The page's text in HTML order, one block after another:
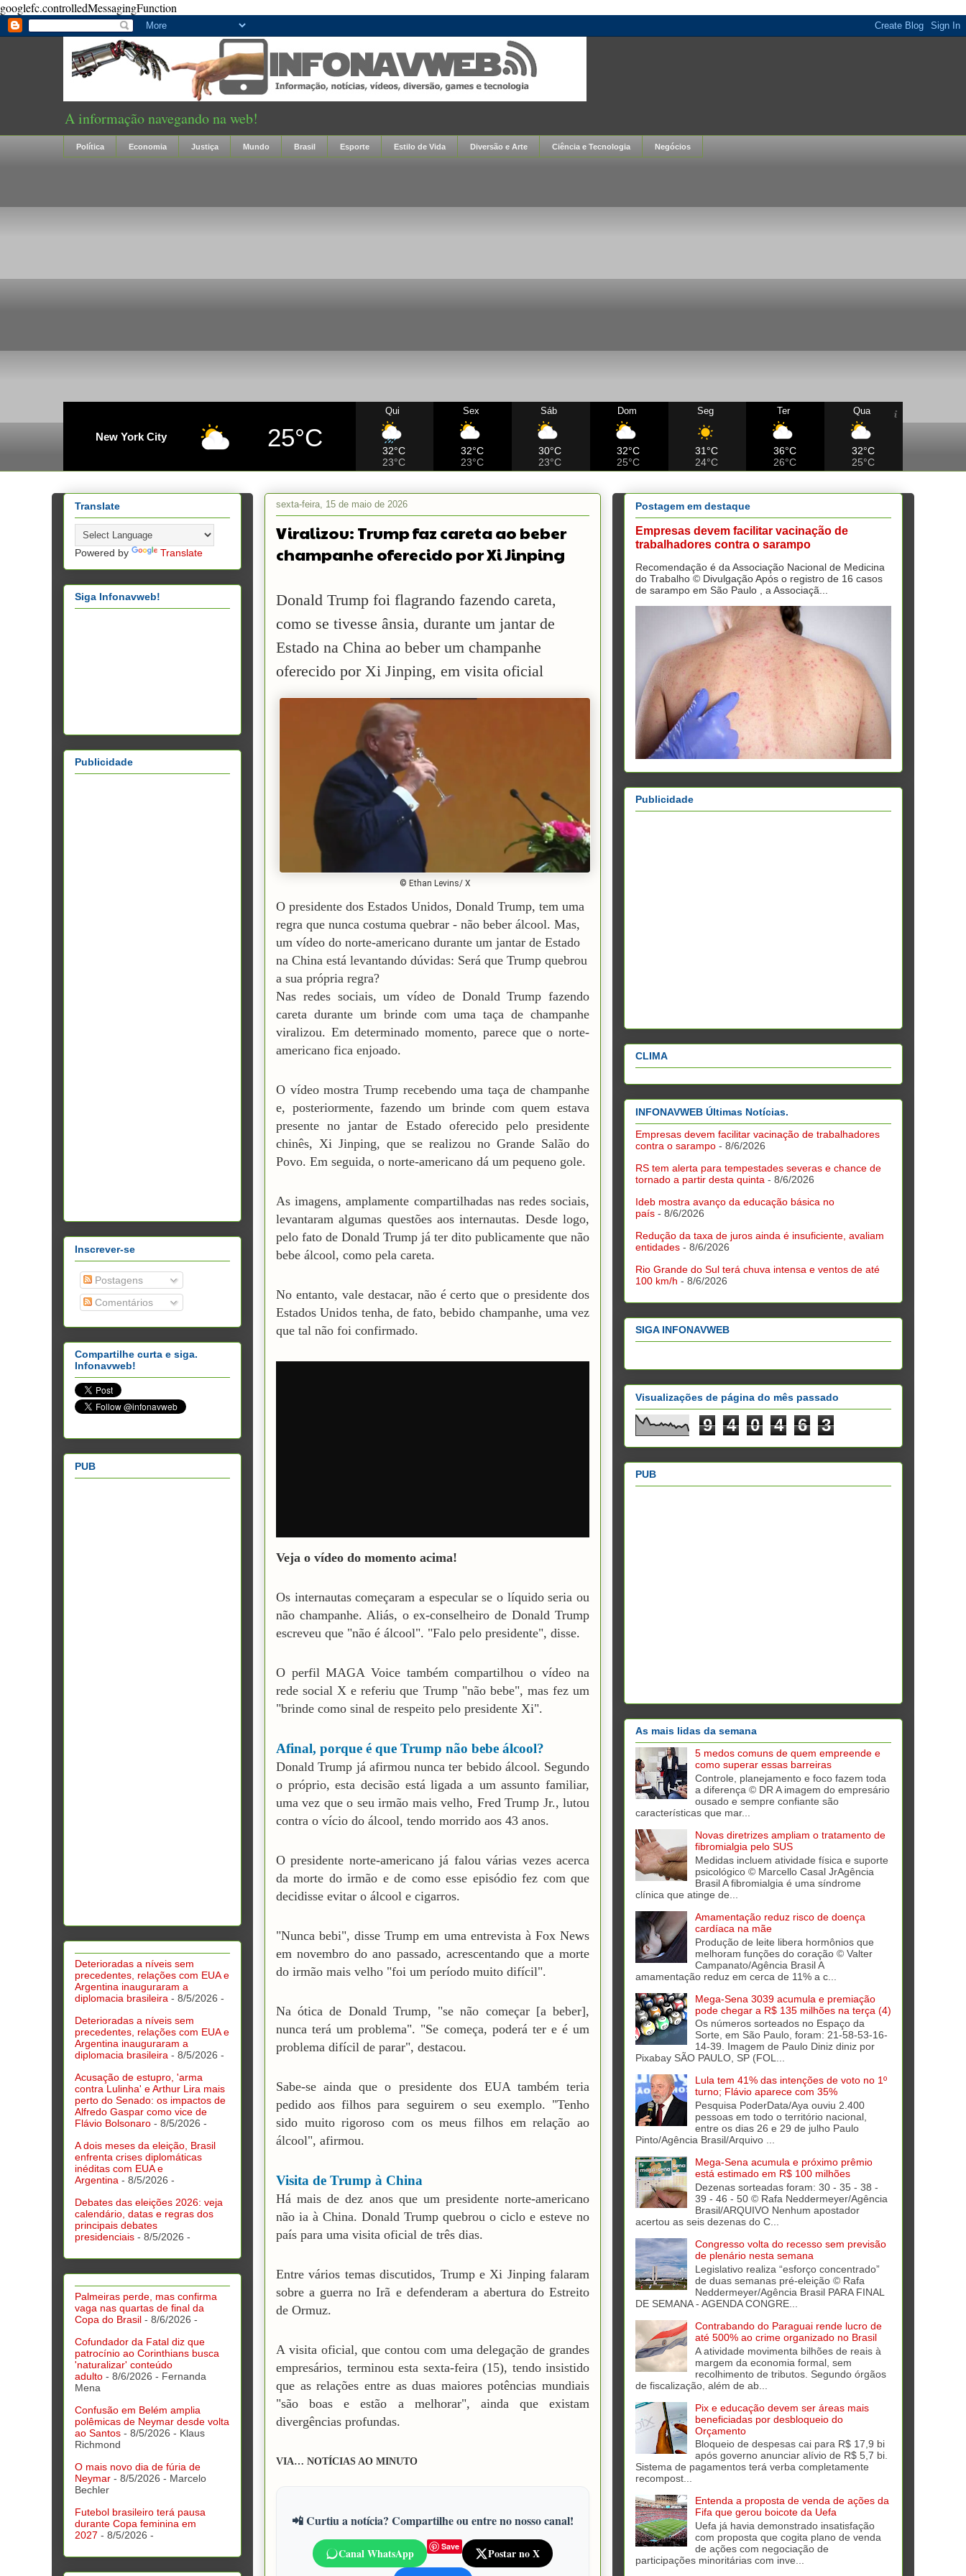
googlefc.controlledMessagingFunction
A informação navegando na web!
Política Economia Justiça Mundo Brasil Esporte Estilo de Vida Diversão e Arte Ciência e Tecnologia Negócios
New York City 25°C
Qui
32°C
23°C
Sex
32°C
23°C
Sáb
30°C
23°C
Dom
32°C
25°C
Seg
31°C
24°C
Ter
36°C
26°C
Qua
32°C
25°C
sexta-feira, 15 de maio de 2026
Viralizou: Trump faz careta ao beber
champanhe oferecido por Xi Jinping
Donald Trump foi flagrando fazendo careta,
como se tivesse ânsia, durante um jantar de
Estado na China ao beber um champanhe
oferecido por Xi Jinping, em visita oficial
© Ethan Levins/ X
O presidente dos Estados Unidos, Donald Trump, tem uma
regra que nunca costuma quebrar - não beber álcool. Mas,
um vídeo do norte-americano durante um jantar de Estado
na China está levantando dúvidas: Será que Trump quebrou
a sua própria regra?
Nas redes sociais, um vídeo de Donald Trump fazendo
careta durante um brinde com uma taça de champanhe
viralizou. Em determinado momento, parece que o norte-
americano fica enjoado.
O vídeo mostra Trump recebendo uma taça de champanhe
e, posteriormente, fazendo um brinde com quem estava
presente no jantar de Estado oferecido pelo presidente
chinês, Xi Jinping, que se realizou no Grande Salão do
Povo. Em seguida, o norte-americano dá um pequeno gole.
As imagens, amplamente compartilhadas nas redes sociais,
levantaram algumas questões aos internautas. Desde logo,
pelo fato de Donald Trump já ter dito publicamente que não
bebe álcool, como pela careta.
No entanto, vale destacar, não é certo que o presidente dos
Estados Unidos tenha, de fato, bebido champanhe, uma vez
que tal não foi confirmado.
Veja o vídeo do momento acima!
Os internautas começaram a especular se o líquido seria ou
não champanhe. Aliás, o ex-conselheiro de Donald Trump
escreveu que "não é álcool". "Falo pelo presidente", disse.
O perfil MAGA Voice também compartilhou o vídeo na
rede social X e referiu que Trump "não bebe", mas fez um
"brinde como sinal de respeito pelo presidente Xi".
Afinal, porque é que Trump não bebe álcool?
Donald Trump já afirmou nunca ter bebido álcool. Segundo
o próprio, esta decisão está ligada a um assunto familiar,
uma vez que o seu irmão mais velho, Fred Trump Jr., lutou
contra o vício do álcool, tendo morrido aos 43 anos.
O presidente norte-americano já falou várias vezes acerca
da morte do irmão e de como esse episódio fez com que
decidisse evitar o álcool e cigarros.
"Nunca bebi", disse Trump em uma entrevista à Fox News
em novembro do ano passado, acrescentando que a morte
do irmão mais velho "foi um período muito difícil".
Na ótica de Donald Trump, "se não começar [a beber],
nunca terá um problema". "Se começa, poderá ter e é um
problema difícil de parar", destacou.
Sabe-se ainda que o presidente dos EUA também teria
pedido aos filhos para seguirem o seu exemplo. "Tenho
sido muito rigoroso com os meus filhos em relação ao
álcool", afirmou.
Visita de Trump à China
Há mais de dez anos que um presidente norte-americano
não ia à China. Donald Trump quebrou o ciclo e esteve no
país para uma visita oficial de três dias.
Entre vários temas discutidos, Trump e Xi Jinping falaram
sobre a guerra no Irã e defenderam a abertura do Estreito
de Ormuz.
A visita oficial, que contou com uma delegação de grandes
empresários, terminou esta sexta-feira (15), tendo insistido
que as relações entre as duas maiores potências mundiais
"são boas e estão a melhorar", ainda que existam
divergências profundas.
VIA… NOTÍCIAS AO MINUTO
📲 Curtiu a notícia? Compartilhe ou entre no nosso canal!
Canal WhatsApp Save
Postar no X
Translate
Powered by Translate
Siga Infonavweb!
Publicidade
Inscrever-se
Postagens
Comentários
Compartilhe curta e siga.
Infonavweb!
PUB
Deterioradas a níveis sem
precedentes, relações com EUA e
Argentina inauguraram a
diplomacia brasileira - 8/5/2026 -
Deterioradas a níveis sem
precedentes, relações com EUA e
Argentina inauguraram a
diplomacia brasileira - 8/5/2026 -
Acusação de estupro, 'arma
contra Lulinha' e Arthur Lira mais
perto do Senado: os impactos de
Alfredo Gaspar como vice de
Flávio Bolsonaro - 8/5/2026 -
A dois meses da eleição, Brasil
enfrenta crises diplomáticas
inéditas com EUA e
Argentina - 8/5/2026 -
Debates das eleições 2026: veja
calendário, datas e regras dos
principais debates
presidenciais - 8/5/2026 -
Palmeiras perde, mas confirma
vaga nas quartas de final da
Copa do Brasil - 8/6/2026 -
Cofundador da Fatal diz que
patrocínio ao Corinthians busca
'naturalizar' conteúdo
adulto - 8/6/2026 - Fernanda
Mena
Confusão em Belém amplia
polêmicas de Neymar desde volta
ao Santos - 8/5/2026 - Klaus
Richmond
O mais novo dia de fúria de
Neymar - 8/5/2026 - Marcelo
Bechler
Futebol brasileiro terá pausa
durante Copa feminina em
2027 - 8/5/2026 -
Postagem em destaque
Empresas devem facilitar vacinação de
trabalhadores contra o sarampo
Recomendação é da Associação Nacional de Medicina
do Trabalho © Divulgação Após o registro de 16 casos
de sarampo em São Paulo , a Associaçã...
Publicidade
CLIMA
INFONAVWEB Últimas Notícias.
Empresas devem facilitar vacinação de trabalhadores
contra o sarampo - 8/6/2026
RS tem alerta para tempestades severas e chance de
tornado a partir desta quinta - 8/6/2026
Ideb mostra avanço da educação básica no
país - 8/6/2026
Redução da taxa de juros ainda é insuficiente, avaliam
entidades - 8/6/2026
Rio Grande do Sul terá chuva intensa e ventos de até
100 km/h - 8/6/2026
SIGA INFONAVWEB
Visualizações de página do mês passado
9 4 0 4 6 3
PUB
As mais lidas da semana
5 medos comuns de quem empreende e
como superar essas barreiras
Controle, planejamento e foco fazem toda
a diferença © DR A imagem do empresário
ousado e sempre confiante são
características que mar...
Novas diretrizes ampliam o tratamento de
fibromialgia pelo SUS
Medidas incluem atividade física e suporte
psicológico © Marcello Casal JrAgência
Brasil A fibromialgia é uma síndrome
clínica que atinge de...
Amamentação reduz risco de doença
cardíaca na mãe
Produção de leite libera hormônios que
melhoram funções do coração © Valter
Campanato/Agência Brasil A
amamentação reduz em cerca de 11% a c...
Mega-Sena 3039 acumula e premiação
pode chegar a R$ 135 milhões na terça (4)
Os números sorteados no Espaço da
Sorte, em São Paulo, foram: 21-58-53-16-
14-39. Imagem de Paulo Diniz diniz por
Pixabay SÃO PAULO, SP (FOL...
Lula tem 41% das intenções de voto no 1º
turno; Flávio aparece com 35%
Pesquisa PoderData/Aya ouviu 2.400
pessoas em todo o território nacional,
entre os dias 26 e 29 de julho Paulo
Pinto/Agência Brasil/Arquivo ...
Mega-Sena acumula e próximo prêmio
está estimado em R$ 100 milhões
Dezenas sorteadas foram: 30 - 35 - 38 -
39 - 46 - 50 © Rafa Neddermeyer/Agência
Brasil/ARQUIVO Nenhum apostador
acertou as seis dezenas do C...
Congresso volta do recesso sem previsão
de plenário nesta semana
Legislativo realiza “esforço concentrado”
de duas semanas pré-eleição © Rafa
Neddermeyer/Agência Brasil PARA FINAL
DE SEMANA - AGENDA CONGRE...
Contrabando do Paraguai rende lucro de
até 500% ao crime organizado no Brasil
A atividade movimenta bilhões de reais à
margem da economia formal, sem
recolhimento de tributos. Segundo órgãos
de fiscalização, além de ab...
Pix e educação devem ser áreas mais
beneficiadas por desbloqueio do
Orçamento
Bloqueio de despesas cai para R$ 17,9 bi
após governo anunciar alívio de R$ 5,7 bi.
Sistema de pagamentos terá verba completamente
recompost...
Entenda a proposta de venda de ações da
Fifa que gerou boicote da Uefa
Uefa já havia demonstrado insatisfação
com proposta que cogita plano de venda
de ações com negociação de
participações minoritárias com inve...